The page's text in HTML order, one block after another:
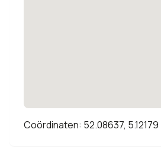
Coördinaten: 52.08637, 5.12179